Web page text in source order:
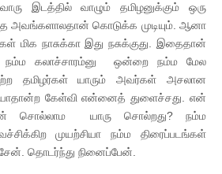
இடத்தில் வாழும் தமிழனுக்கும் ஒரு
அவங்களாலதான் கொடுக்க முடியும். ஆனா
மிக நாசுக்கா இது நசுக்குது. இதைதான்
நம்ம கலாச்சாரம்னு ஒன்றை நம்ம மேல
தமிழர்கள் யாரும் அவர்கள் அசலான
கேள்வி என்னைத் துளைச்சது. என்
சொல்லாம யாரு சொல்றது? நம்ம
முயற்சியா நம்ம திரைப்படங்கள்
தொடர்ந்து நினைப்பேன்.